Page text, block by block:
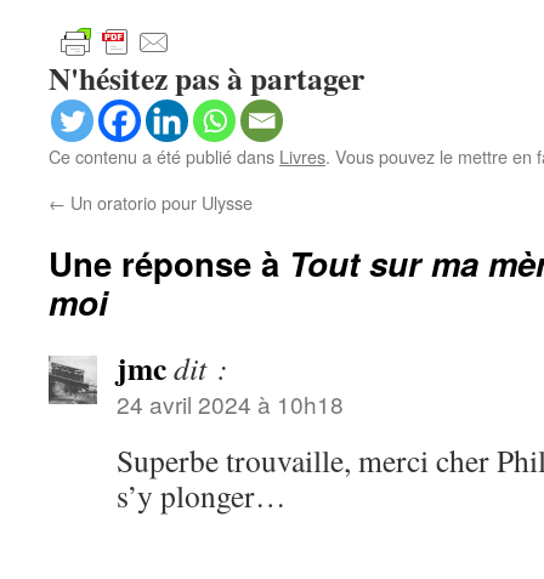
N'hésitez pas à partager
Ce contenu a été publié dans Livres. Vous pouvez le mettre en
← Un oratorio pour Ulysse
Une réponse à Tout sur ma
moi
jmcdit :
24 avril 2024 à 10h18
Superbe trouvaille, merci cher
s’y plonger…